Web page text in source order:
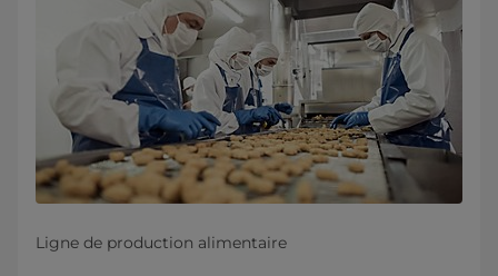
Ligne de production alimentaire